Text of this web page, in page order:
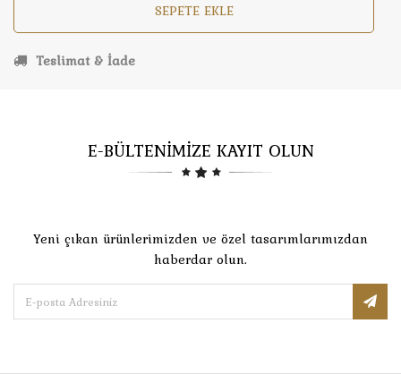
SEPETE EKLE
Teslimat & İade
E-BÜLTENİMİZE KAYIT OLUN
Yeni çıkan ürünlerimizden ve özel tasarımlarımızdan
haberdar olun.